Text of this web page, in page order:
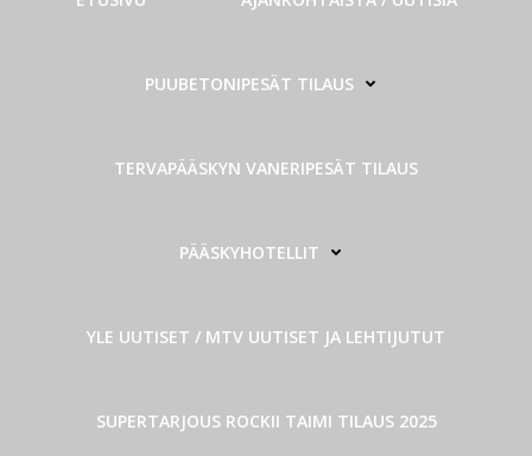
PUUBETONIPESÄT TILAUS
TERVAPÄÄSKYN VANERIPESÄT TILAUS
PÄÄSKYHOTELLIT
YLE UUTISET / MTV UUTISET JA LEHTIJUTUT
SUPERTARJOUS ROCKII TAIMI TILAUS 2025